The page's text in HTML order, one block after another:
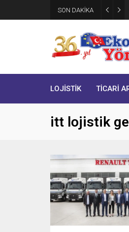
SON DAKİKA
LOJİSTİK TİCARİ
itt lojistik